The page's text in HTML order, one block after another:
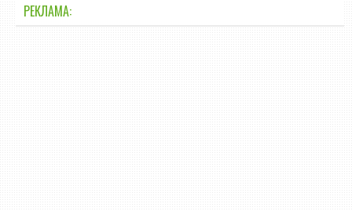
РЕКЛАМА: